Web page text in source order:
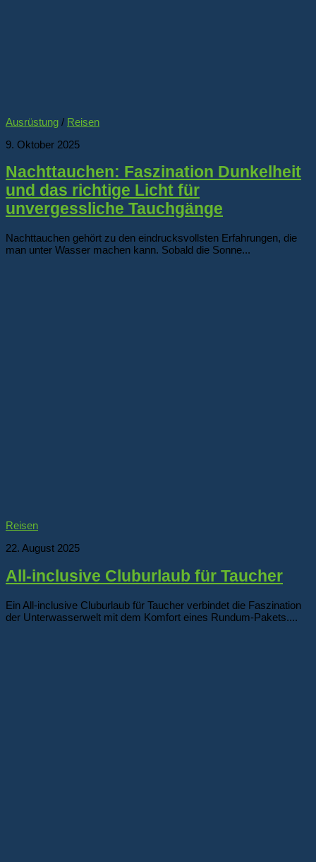
Ausrüstung / Reisen
9. Oktober 2025
Nachttauchen: Faszination Dunkelheit
und das richtige Licht für
unvergessliche Tauchgänge
Nachttauchen gehört zu den eindrucksvollsten Erfahrungen, die
man unter Wasser machen kann. Sobald die Sonne...
Reisen
22. August 2025
All-inclusive Cluburlaub für Taucher
Ein All-inclusive Cluburlaub für Taucher verbindet die Faszination
der Unterwasserwelt mit dem Komfort eines Rundum-Pakets....